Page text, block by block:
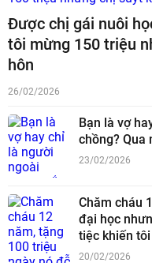
Được chị gái nuôi
tôi mừng 150 triệu
hôn
26/02/2026
Bạn là vợ
chồng? Qua
23/02/2026
Chăm cháu
đại học
tiệc khiến
20/02/2026